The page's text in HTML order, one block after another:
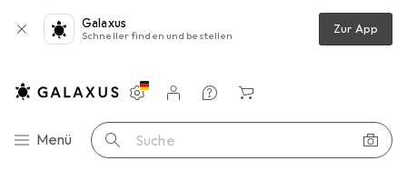
Galaxus
Schneller finden und bestellen Zur App
Navigation nach Kategorien
Menü Suche
Einstellungen
Kundenkonto
Vergleichslisten
Merklisten
Warenkorb